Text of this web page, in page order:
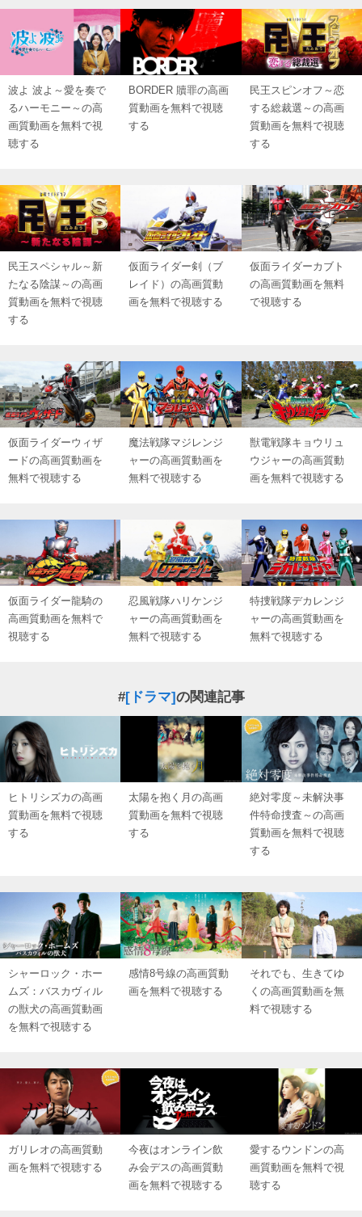
波よ 波よ～愛を奏で
るハーモニー～の高
画質動画を無料で視
聴する
BORDER 贖罪の高画
質動画を無料で視聴
する
民王スピンオフ～恋
する総裁選～の高画
質動画を無料で視聴
する
民王スペシャル～新
たなる陰謀～の高画
質動画を無料で視聴
する
仮面ライダー剣（ブ
レイド）の高画質動
画を無料で視聴する
仮面ライダーカブト
の高画質動画を無料
で視聴する
仮面ライダーウィザ
ードの高画質動画を
無料で視聴する
魔法戦隊マジレンジ
ャーの高画質動画を
無料で視聴する
獣電戦隊キョウリュ
ウジャーの高画質動
画を無料で視聴する
仮面ライダー龍騎の
高画質動画を無料で
視聴する
忍風戦隊ハリケンジ
ャーの高画質動画を
無料で視聴する
特捜戦隊デカレンジ
ャーの高画質動画を
無料で視聴する
#[ドラマ]の関連記事
ヒトリシズカの高画
質動画を無料で視聴
する
太陽を抱く月の高画
質動画を無料で視聴
する
絶対零度～未解決事
件特命捜査～の高画
質動画を無料で視聴
する
シャーロック・ホー
ムズ：バスカヴィル
の獣犬の高画質動画
を無料で視聴する
感情8号線の高画質動
画を無料で視聴する
それでも、生きてゆ
くの高画質動画を無
料で視聴する
ガリレオの高画質動
画を無料で視聴する
今夜はオンライン飲
み会デスの高画質動
画を無料で視聴する
愛するウンドンの高
画質動画を無料で視
聴する